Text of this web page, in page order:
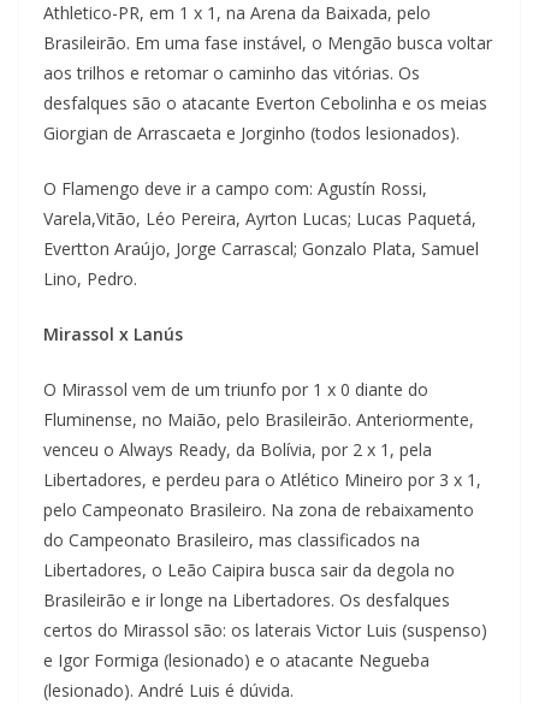
Athletico-PR, em 1 x 1, na Arena da Baixada, pelo
Brasileirão. Em uma fase instável, o Mengão busca voltar
aos trilhos e retomar o caminho das vitórias. Os
desfalques são o atacante Everton Cebolinha e os meias
Giorgian de Arrascaeta e Jorginho (todos lesionados).
O Flamengo deve ir a campo com: Agustín Rossi,
Varela,Vitão, Léo Pereira, Ayrton Lucas; Lucas Paquetá,
Evertton Araújo, Jorge Carrascal; Gonzalo Plata, Samuel
Lino, Pedro.
Mirassol x Lanús
O Mirassol vem de um triunfo por 1 x 0 diante do
Fluminense, no Maião, pelo Brasileirão. Anteriormente,
venceu o Always Ready, da Bolívia, por 2 x 1, pela
Libertadores, e perdeu para o Atlético Mineiro por 3 x 1,
pelo Campeonato Brasileiro. Na zona de rebaixamento
do Campeonato Brasileiro, mas classificados na
Libertadores, o Leão Caipira busca sair da degola no
Brasileirão e ir longe na Libertadores. Os desfalques
certos do Mirassol são: os laterais Victor Luis (suspenso)
e Igor Formiga (lesionado) e o atacante Negueba
(lesionado). André Luis é dúvida.